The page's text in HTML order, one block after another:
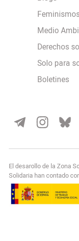
Medio
Derechos
Solo para
Boletines
El desarollo de la Zona
Solidaria han contado